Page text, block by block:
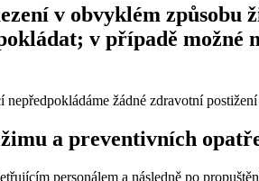
v obvyklém
v případě možné
žádné zdravotní
a preventivních
personálem a následně po